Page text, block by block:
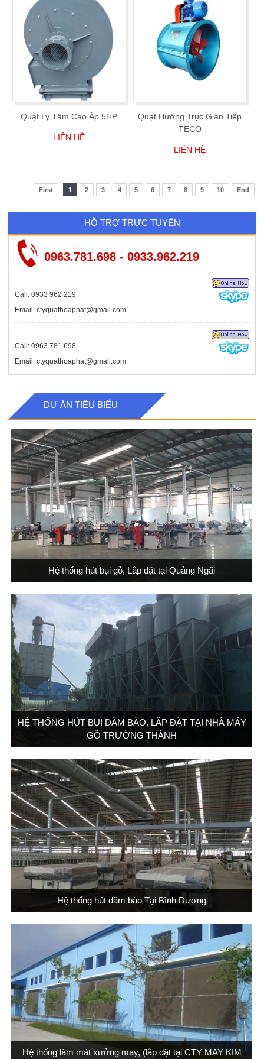
Quạt Ly Tâm Cao Áp 5HP
LIÊN HỆ
Quạt Hướng Trục Gián Tiếp
TECO
LIÊN HỆ
First 1 2 3 4 5 6 7 8 9 10 End
HỖ TRỢ TRỰC TUYẾN
0963.781.698 - 0933.962.219
Call: 0933 962 219
Email: ctyquathoaphat@gmail.com
Call: 0963 781 698
Email: ctyquathoaphat@gmail.com
DỰ ÁN TIÊU BIỂU
Hệ thống hút bụi gỗ, Lắp đặt tại Quảng Ngãi
HỆ THỐNG HÚT BỤI DĂM BÀO, LẮP ĐẶT TẠI NHÀ MÁY
GỖ TRƯỜNG THÀNH
Hệ thống hút dăm bào Tại Bình Dương
Hệ thống làm mát xưởng may, (lắp đặt tại CTY MAY KIM